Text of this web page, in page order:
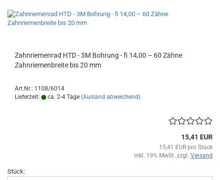
Zahnriemenrad HTD - 3M Bohrung - fi 14,00 – 60 Zähne
Zahnriemenbreite bis 20 mm
Art.Nr.: 1108/6014
Lieferzeit:
ca. 2-4 Tage (Ausland abweichend)
15,41 EUR
15,41 EUR pro Stück
inkl. 19% MwSt. zzgl. Versand
Stück: